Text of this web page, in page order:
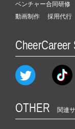
ベンチャー合同研修
動画制作
採用代行
CheerCareer
OTHER 関連